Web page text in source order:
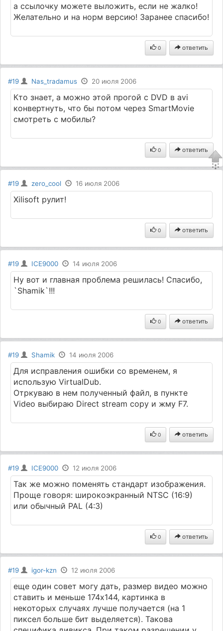
а ссылочку можете выложить, если не жалко!
Желательно и на норм версию! Заранее спасибо!
0 ответить
#19 Nas_tradamus 20 июля 2006
Кто знает, а можно этой прогой с DVD в avi
конвертнуть, что бы потом через SmartMovie
смотреть с мобилы?
0 ответить
#19 zero_cool 16 июля 2006
Xilisoft рулит!
0 ответить
#19 ICE9000 14 июля 2006
Ну вот и главная проблема решилась! Спасибо,
`Shamik`!!!
0 ответить
#19 Shamik 14 июля 2006
Для исправления ошибки со временем, я
использую VirtualDub.
Отркуваю в нем полученный файл, в пункте
Video выбираю Direct stream copy и жму F7.
0 ответить
#19 ICE9000 12 июля 2006
Так же можно поменять стандарт изображения.
Проще говоря: широкоэкранный NTSC (16:9)
или обычный PAL (4:3)
0 ответить
#19 igor-kzn 12 июля 2006
еще один совет могу дать, размер видео можно
ставить и меньше 174х144, картинка в
некоторых случаях лучше получается (на 1
пиксел больше бит выделяется). Такова